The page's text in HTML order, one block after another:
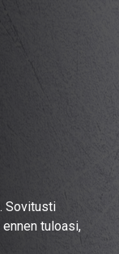
Sovitusti
ennen tuloasi,